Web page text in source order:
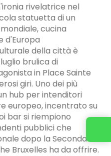
rivelatrice nel
statuetta di un
cucina
d'Europa
della città è
brulica di
in Place Sainte
giri. Uno dei più
hub per intenditori
europeo, incentrato su
bar si riempiono
pubblici che
dopo la Seconda
Bruxelles ha da offrire.